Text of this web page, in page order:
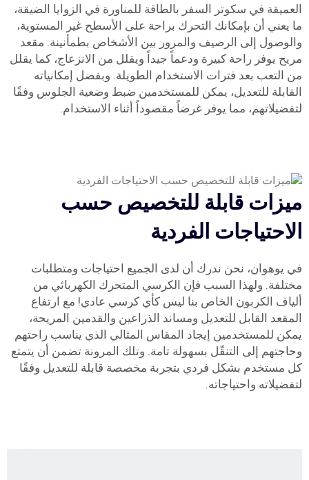
العميقة في سكوتر السفر بالطاقة للمناورة في الزوايا الضيقة،
ما يعني أن بإمكانك التحرك براحة على الأسطح غير المستوية،
والوصول إلى الرصيف والمرور بين الأشخاص بطمأنينة. مقعد
مريح يوفر راحة كبيرة ودعماً جيداً ويقلل من الانزعاج، كما يقلل
من التعب بعد فترات الاستخدام الطويلة. وبفضل إمكانياته
القابلة للتعديل، يمكن للمستخدمين ضبط وضعية الجلوس وفقًا
لتفضيلاتهم، مما يوفر غرضاً مقصوداً أثناء الاستخدام.
ميزات قابلة للتخصيص حسب
الاحتياجات الفردية
في يوهوان، نحن ندرك أن لدى الجميع احتياجات ومتطلبات
مختلفة. ولهذا السبب فإن الكرسي المتحرك الكهربائي من
ألياف الكربون الخاص بنا ليس كأي كرسي عادي! مع ارتفاع
المقعد القابل للتعديل ومساند الذراعين والقدمين المريحة،
يمكن للمستخدمين إيجاد المقاس المثالي الذي يناسب راحتهم
وحاجتهم إلى التنقّل بسهولة تامة. وتلك المرونة تضمن أن يتمتع
كل مستخدم بشكل فردي بتجربة مخصصة قابلة للتعديل وفقًا
لتفضيلاته واحتياجاته.